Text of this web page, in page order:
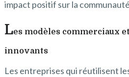
impact positif sur la
Les modèles commerciaux
innovants
Les entreprises qui réutilisent